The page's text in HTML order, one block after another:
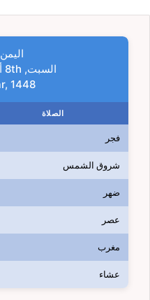
السبت, 8th أغسطس, 2026
1448
الصلاة
فجر
شروق الشمس
ضهر
عصر
مغرب
عشاء